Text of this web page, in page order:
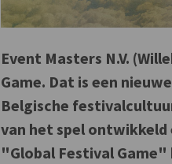
Event Masters N.V.
Game. Dat is een
Belgische
van het spel
"Global Festival